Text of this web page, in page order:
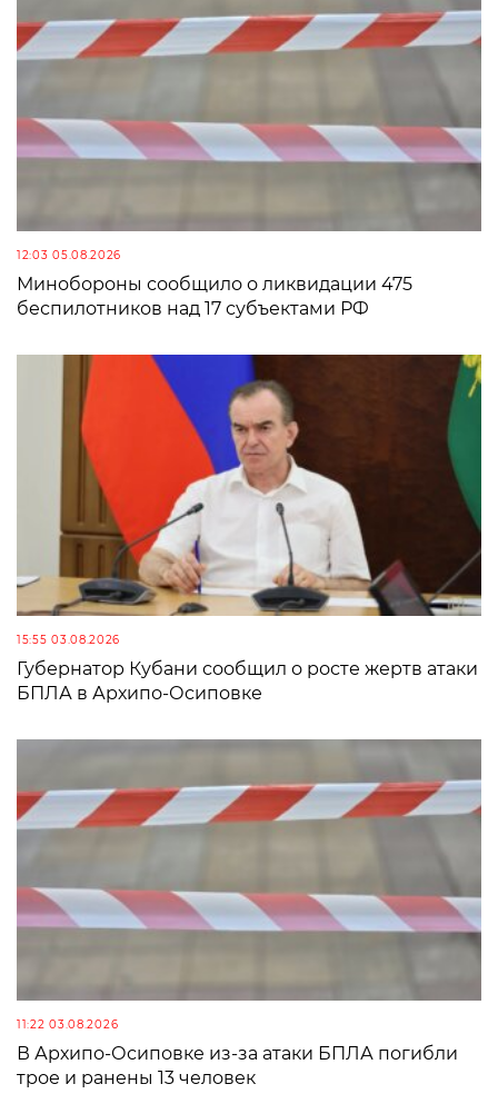
12:03 05.08.2026
Минобороны сообщило о ликвидации 475
беспилотников над 17 субъектами РФ
15:55 03.08.2026
Губернатор Кубани сообщил о росте жертв атаки
БПЛА в Архипо-Осиповке
11:22 03.08.2026
В Архипо-Осиповке из-за атаки БПЛА погибли
трое и ранены 13 человек